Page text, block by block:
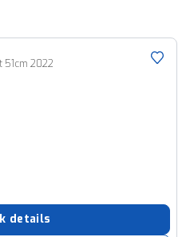
51cm 2022
details